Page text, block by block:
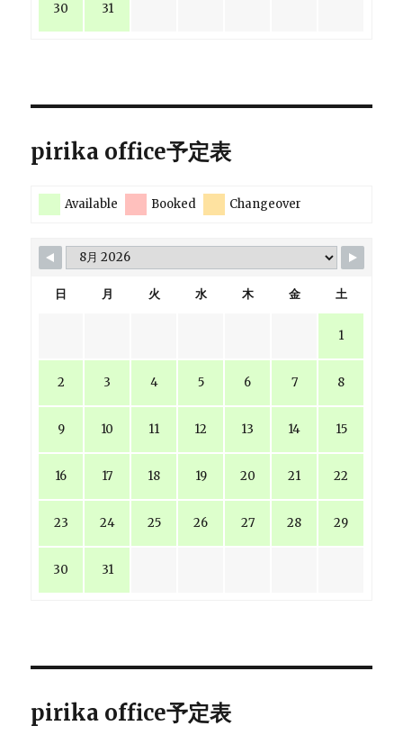
30 31
pirika office予定表
Available Booked Changeover
日 月 火 水 木 金 土
1
2 3 4 5 6 7 8
9 10 11 12 13 14 15
16 17 18 19 20 21 22
23 24 25 26 27 28 29
30 31
pirika office予定表